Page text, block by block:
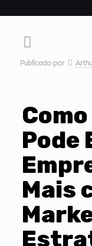
Publicado por
Pode
Mais